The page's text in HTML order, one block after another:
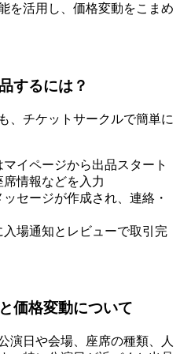
を活用し、価格変動をこまめ
するには？
、チケットサークルで簡単に
イページから出品スタート
情報などを入力
セージが作成され、連絡・
場通知とレビューで取引完
価格変動について
演日や会場、座席の種類、人